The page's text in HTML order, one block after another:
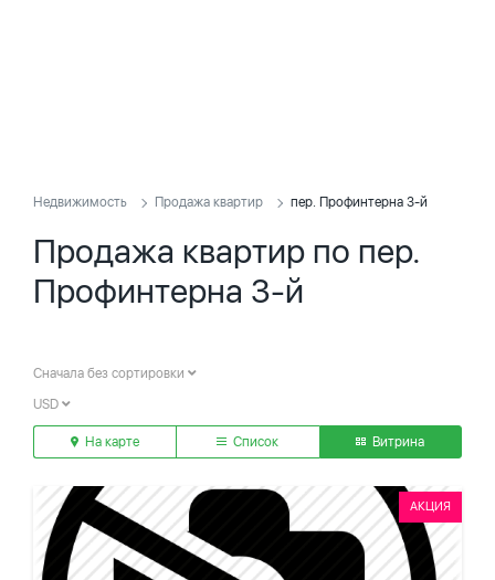
Недвижимость Продажа квартир пер. Профинтерна 3-й
Продажа квартир по пер.
Профинтерна 3-й
Сначала без сортировки
USD
На карте Список Витрина
АКЦИЯ